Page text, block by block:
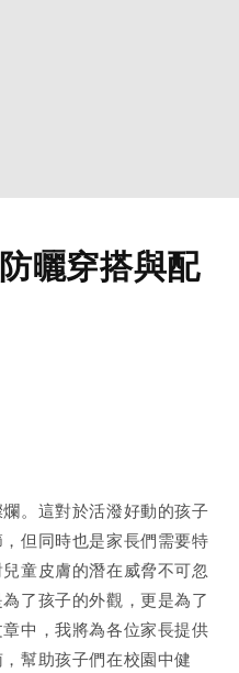
曬穿搭與配
。這對於活潑好動的孩子
但同時也是家長們需要特
童皮膚的潛在威脅不可忽
了孩子的外觀，更是為了
中，我將為各位家長提供
幫助孩子們在校園中健